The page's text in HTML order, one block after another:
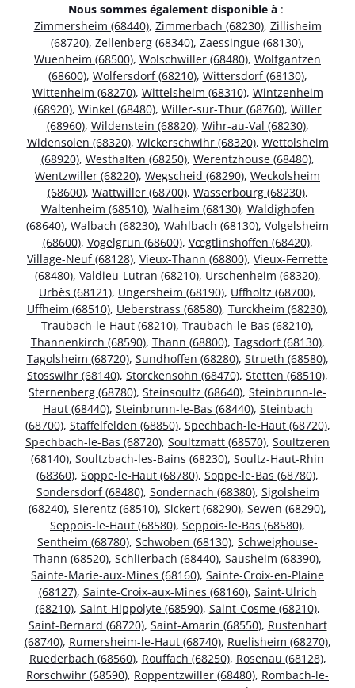
Nous sommes également disponible à :
Zimmersheim (68440), Zimmerbach (68230), Zillisheim
(68720), Zellenberg (68340), Zaessingue (68130),
Wuenheim (68500), Wolschwiller (68480), Wolfgantzen
(68600), Wolfersdorf (68210), Wittersdorf (68130),
Wittenheim (68270), Wittelsheim (68310), Wintzenheim
(68920), Winkel (68480), Willer-sur-Thur (68760), Willer
(68960), Wildenstein (68820), Wihr-au-Val (68230),
Widensolen (68320), Wickerschwihr (68320), Wettolsheim
(68920), Westhalten (68250), Werentzhouse (68480),
Wentzwiller (68220), Wegscheid (68290), Weckolsheim
(68600), Wattwiller (68700), Wasserbourg (68230),
Waltenheim (68510), Walheim (68130), Waldighofen
(68640), Walbach (68230), Wahlbach (68130), Volgelsheim
(68600), Vogelgrun (68600), Vœgtlinshoffen (68420),
Village-Neuf (68128), Vieux-Thann (68800), Vieux-Ferrette
(68480), Valdieu-Lutran (68210), Urschenheim (68320),
Urbès (68121), Ungersheim (68190), Uffholtz (68700),
Uffheim (68510), Ueberstrass (68580), Turckheim (68230),
Traubach-le-Haut (68210), Traubach-le-Bas (68210),
Thannenkirch (68590), Thann (68800), Tagsdorf (68130),
Tagolsheim (68720), Sundhoffen (68280), Strueth (68580),
Stosswihr (68140), Storckensohn (68470), Stetten (68510),
Sternenberg (68780), Steinsoultz (68640), Steinbrunn-le-
Haut (68440), Steinbrunn-le-Bas (68440), Steinbach
(68700), Staffelfelden (68850), Spechbach-le-Haut (68720),
Spechbach-le-Bas (68720), Soultzmatt (68570), Soultzeren
(68140), Soultzbach-les-Bains (68230), Soultz-Haut-Rhin
(68360), Soppe-le-Haut (68780), Soppe-le-Bas (68780),
Sondersdorf (68480), Sondernach (68380), Sigolsheim
(68240), Sierentz (68510), Sickert (68290), Sewen (68290),
Seppois-le-Haut (68580), Seppois-le-Bas (68580),
Sentheim (68780), Schwoben (68130), Schweighouse-
Thann (68520), Schlierbach (68440), Sausheim (68390),
Sainte-Marie-aux-Mines (68160), Sainte-Croix-en-Plaine
(68127), Sainte-Croix-aux-Mines (68160), Saint-Ulrich
(68210), Saint-Hippolyte (68590), Saint-Cosme (68210),
Saint-Bernard (68720), Saint-Amarin (68550), Rustenhart
(68740), Rumersheim-le-Haut (68740), Ruelisheim (68270),
Ruederbach (68560), Rouffach (68250), Rosenau (68128),
Rorschwihr (68590), Roppentzwiller (68480), Rombach-le-